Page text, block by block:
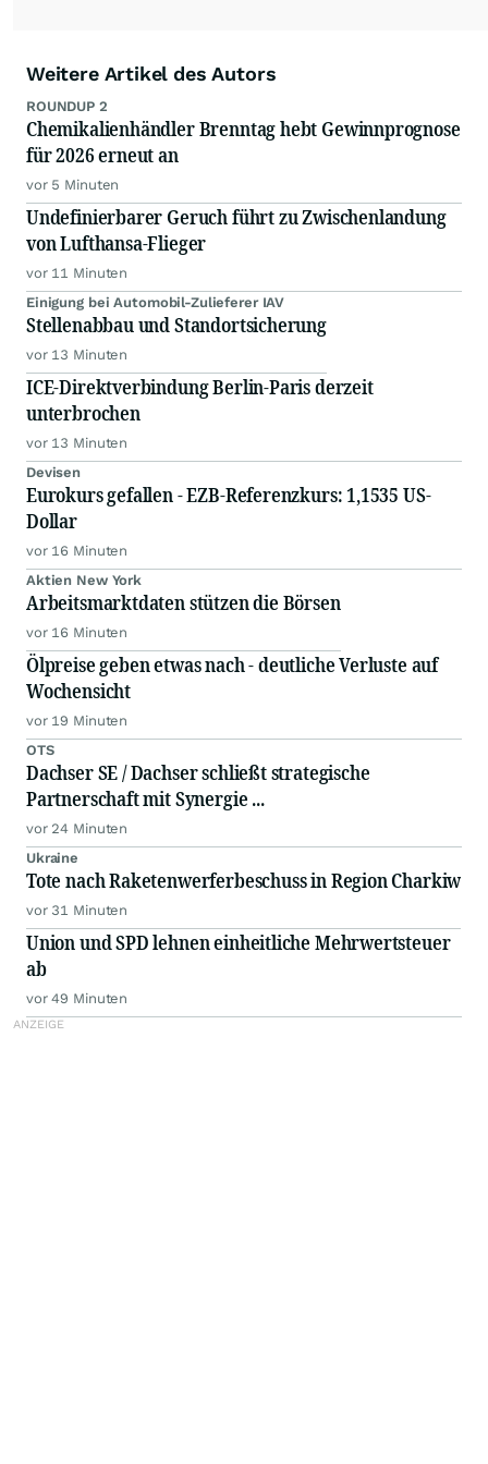
Weitere Artikel des Autors
ROUNDUP 2
Chemikalienhändler Brenntag hebt Gewinnprognose
für 2026 erneut an
vor 5 Minuten
Undefinierbarer Geruch führt zu Zwischenlandung
von Lufthansa-Flieger
vor 11 Minuten
Einigung bei Automobil-Zulieferer IAV
Stellenabbau und Standortsicherung
vor 13 Minuten
ICE-Direktverbindung Berlin-Paris derzeit
unterbrochen
vor 13 Minuten
Devisen
Eurokurs gefallen - EZB-Referenzkurs: 1,1535 US-
Dollar
vor 16 Minuten
Aktien New York
Arbeitsmarktdaten stützen die Börsen
vor 16 Minuten
Ölpreise geben etwas nach - deutliche Verluste auf
Wochensicht
vor 19 Minuten
OTS
Dachser SE / Dachser schließt strategische
Partnerschaft mit Synergie ...
vor 24 Minuten
Ukraine
Tote nach Raketenwerferbeschuss in Region Charkiw
vor 31 Minuten
Union und SPD lehnen einheitliche Mehrwertsteuer
ab
vor 49 Minuten